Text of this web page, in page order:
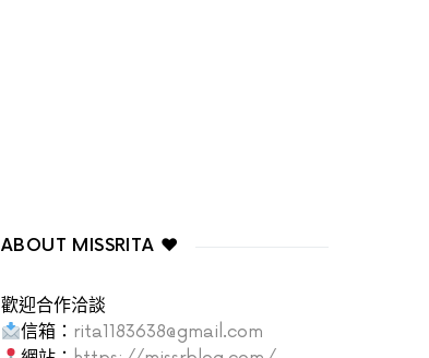
ABOUT MISSRITA ♥
歡迎合作洽談
信箱： rita1183638@gmail.com